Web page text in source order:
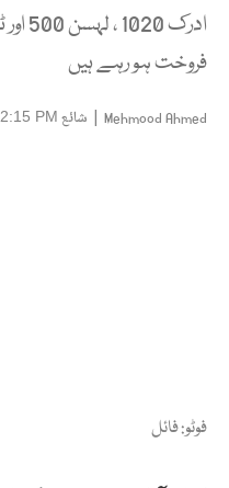
فروخت ہو رہے ہیں
Mehmood Ahmed
| شائع PM
فوٹو: فائل